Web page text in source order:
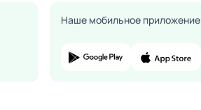
Наше мобильное приложение